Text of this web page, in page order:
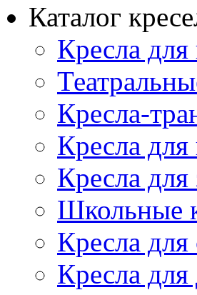
Каталог
Кресла
Кресла-
Кресла для
Кресла
Школьные
Кресла
Кресла